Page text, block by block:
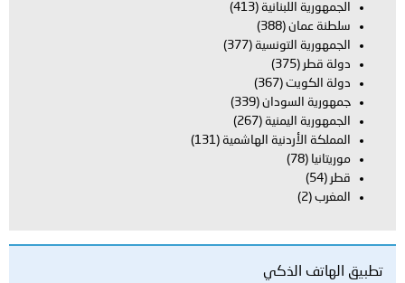
الجمهورية اللبنانية (413)
سلطنة عمان (388)
الجمهورية التونسية (377)
دولة قطر (375)
دولة الكويت (367)
جمهورية السودان (339)
الجمهورية اليمنية (267)
المملكة الأردنية الهاشمية (131)
موريتانيا (78)
قطر (54)
المغرب (2)
تطبيق الهاتف الذكي